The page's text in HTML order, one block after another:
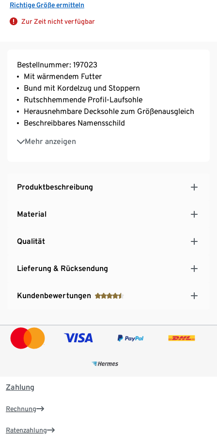
Richtige Größe ermitteln
Zur Zeit nicht verfügbar
Bestellnummer: 197023
Mit wärmendem Futter
Bund mit Kordelzug und Stoppern
Rutschhemmende Profil-Laufsohle
Herausnehmbare Decksohle zum Größenausgleich
Beschreibbares Namensschild
Mehr anzeigen
Wasserdicht
Mit reflektierenden Designelementen
Produktbeschreibung
Material
Qualität
Lieferung & Rücksendung
Kundenbewertungen
Zahlung
Rechnung
Ratenzahlung